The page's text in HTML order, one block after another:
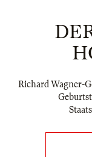
Richard Wagner-